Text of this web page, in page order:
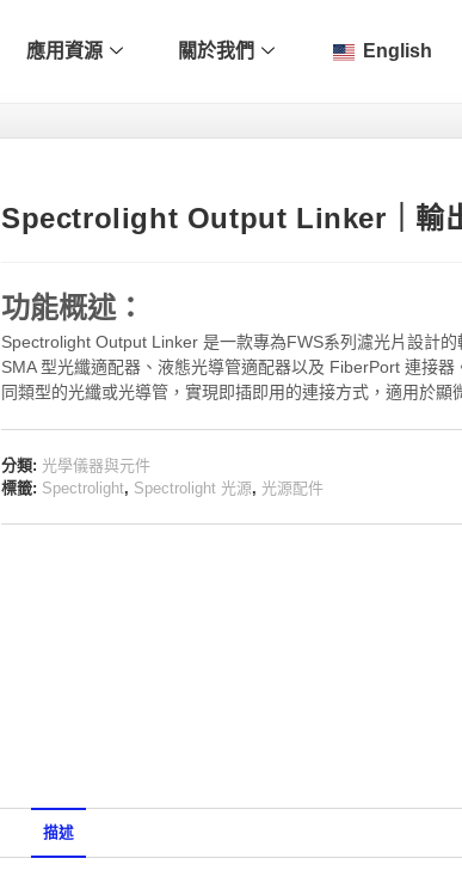
應用資源 關於我們 English
Spectrolight Output Linker｜輸
功能概述：
Spectrolight Output Linker 是一款專為FWS系列濾光片設計
SMA 型光纖適配器、液態光導管適配器以及 FiberPort 連接
同類型的光纖或光導管，實現即插即用的連接方式，適用於顯
分類: 光學儀器與元件
標籤: Spectrolight, Spectrolight 光源, 光源配件
描述